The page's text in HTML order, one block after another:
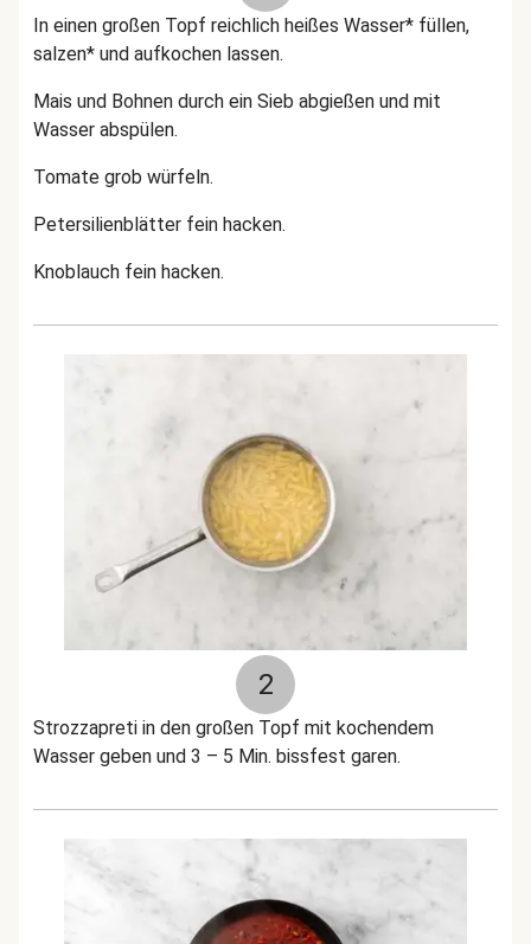
In einen großen Topf reichlich heißes Wasser* füllen,
salzen* und aufkochen lassen.
Mais und Bohnen durch ein Sieb abgießen und mit
Wasser abspülen.
Tomate grob würfeln.
Petersilienblätter fein hacken.
Knoblauch fein hacken.
2
Strozzapreti in den großen Topf mit kochendem
Wasser geben und 3 – 5 Min. bissfest garen.